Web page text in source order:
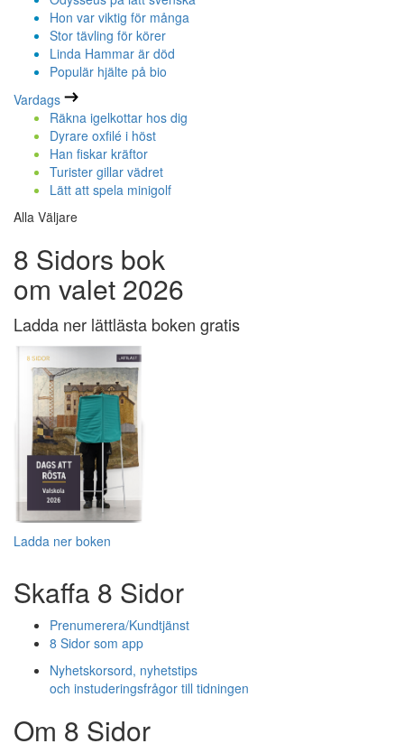
Hon var viktig för många
Stor tävling för körer
Linda Hammar är död
Populär hjälte på bio
Vardags
Räkna igelkottar hos dig
Dyrare oxfilé i höst
Han fiskar kräftor
Turister gillar vädret
Lätt att spela minigolf
Alla Väljare
8 Sidors bok
om valet 2026
Ladda ner lättlästa boken gratis
Ladda ner boken
Skaffa 8 Sidor
Prenumerera/Kundtjänst
8 Sidor som app
Nyhetskorsord, nyhetstips
och instuderingsfrågor till tidningen
Om 8 Sidor